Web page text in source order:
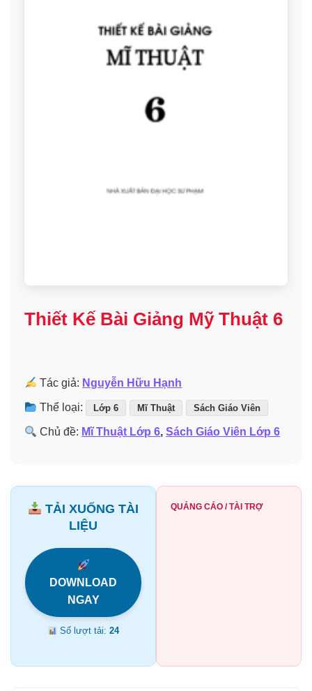
Thiết Kế Bài Giảng Mỹ Thuật 6
Tác giả: Nguyễn Hữu Hạnh
Thể loại: Lớp 6 Mĩ Thuật Sách Giáo Viên
Chủ đề: Mĩ Thuật Lớp 6,Sách Giáo Viên Lớp 6
TẢI XUỐNG TÀI
LIỆU
DOWNLOAD
NGAY
Số lượt tải:24
QUẢNG CÁO / TÀI TRỢ